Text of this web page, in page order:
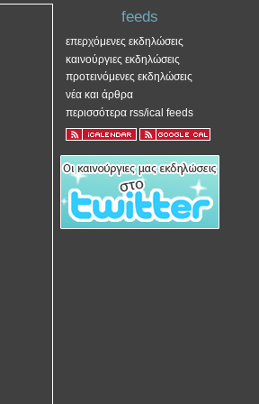
feeds
επερχόμενες εκδηλώσεις
καινούργιες εκδηλώσεις
προτεινόμενες εκδηλώσεις
νέα και άρθρα
περισσότερα rss/ical feeds